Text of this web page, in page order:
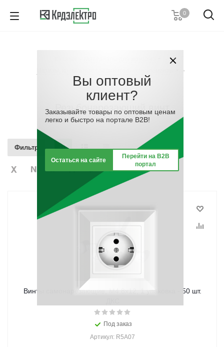
0
-
Резьбонарезающий винт
Резьбонарезающий винт
Фильтр
Винты самонарезающие, М4.8x12, 1 упаковка - 50 шт.
Под заказ
Артикул: R5A07
Вы оптовый
клиент?
Заказывайте товары по оптовым ценам
легко и быстро на портале B2B!
Остаться на сайте
Перейти на B2B
портал